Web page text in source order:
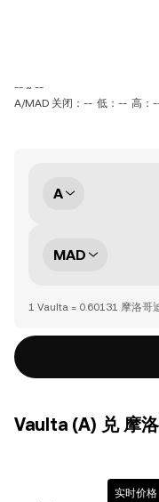
-- ~ --
A/MAD 关闭：-- 低：-- 高：
A
MAD
1 Vaulta = 0.60131 摩洛哥
Vaulta (A) 兑 摩